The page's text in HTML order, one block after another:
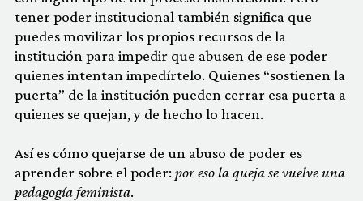
tener poder institucional también significa que
puedes movilizar los propios recursos de la
institución para impedir que abusen de ese poder
quienes intentan impedírtelo. Quienes “sostienen la
puerta” de la institución pueden cerrar esa puerta a
quienes se quejan, y de hecho lo hacen.
Así es cómo quejarse de un abuso de poder es
aprender sobre el poder: por eso la queja se vuelve una
pedagogía feminista.